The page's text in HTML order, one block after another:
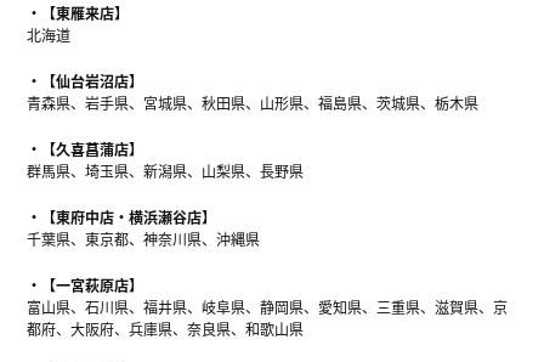
【東雁来店】
北海道
【仙台岩沼店】
青森県、岩手県、宮城県、秋田県、山形県、福島県、茨城県、栃木県
【久喜菖蒲店】
群馬県、埼玉県、新潟県、山梨県、長野県
【東府中店・横浜瀬谷店】
千葉県、東京都、神奈川県、沖縄県
【一宮萩原店】
富山県、石川県、福井県、岐阜県、静岡県、愛知県、三重県、滋賀県、京
都府、大阪府、兵庫県、奈良県、和歌山県